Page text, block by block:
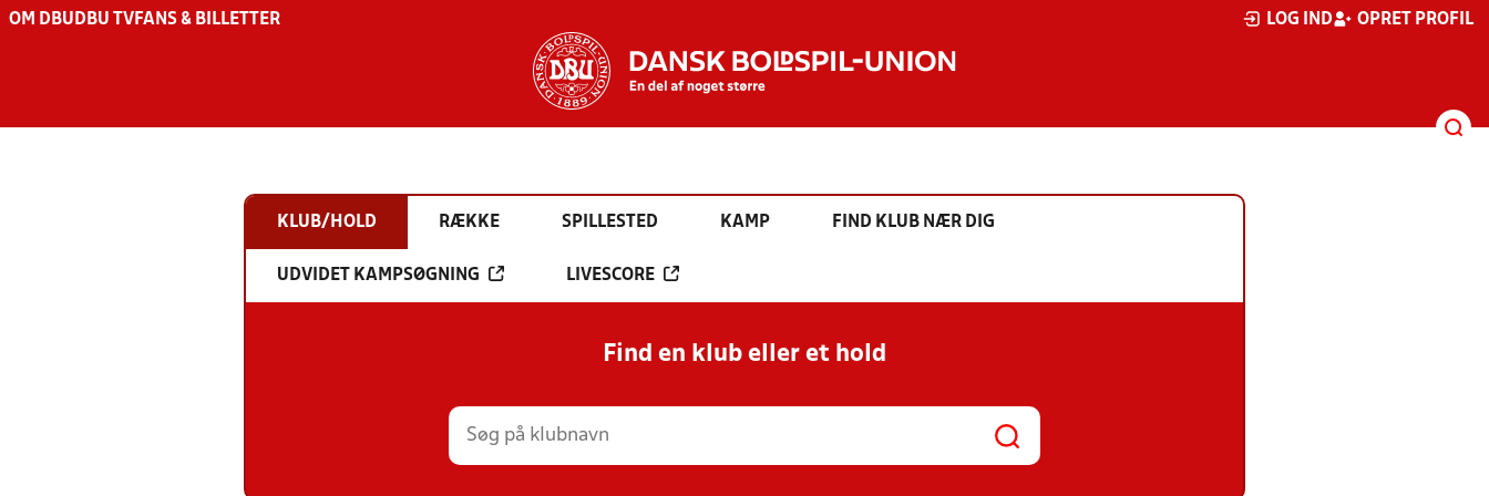
OM DBU DBU TV FANS & BILLETTER LOG IND OPRET PROFIL
KLUB/HOLD RÆKKE SPILLESTED KAMP FIND KLUB NÆR DIG
UDVIDET KAMPSØGNING LIVESCORE
Find en klub eller et hold